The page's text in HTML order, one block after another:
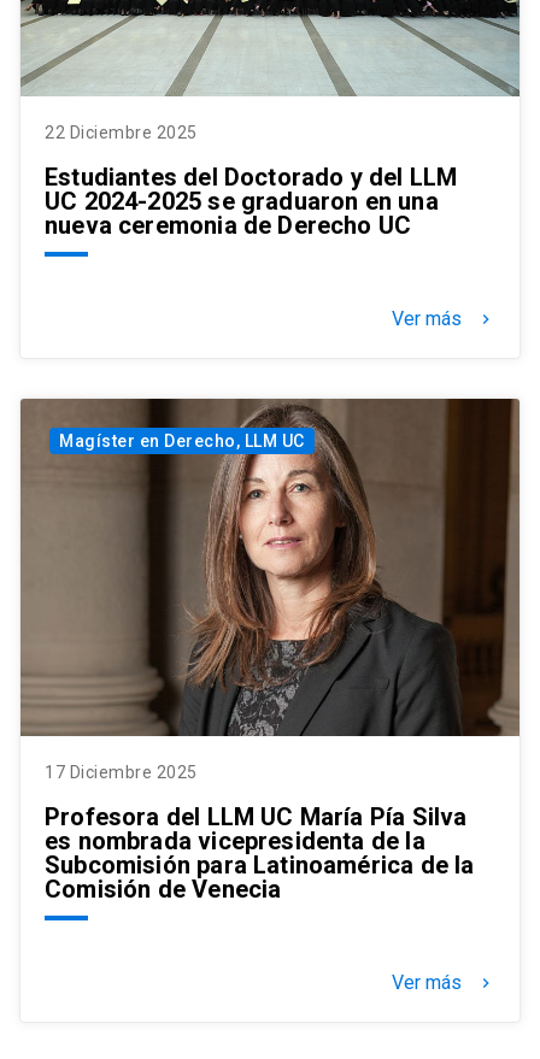
22 Diciembre 2025
Estudiantes del Doctorado y del LLM
UC 2024-2025 se graduaron en una
nueva ceremonia de Derecho UC
Ver más keyboard_arrow_right
Magíster en Derecho, LLM UC
17 Diciembre 2025
Profesora del LLM UC María Pía Silva
es nombrada vicepresidenta de la
Subcomisión para Latinoamérica de la
Comisión de Venecia
Ver más keyboard_arrow_right